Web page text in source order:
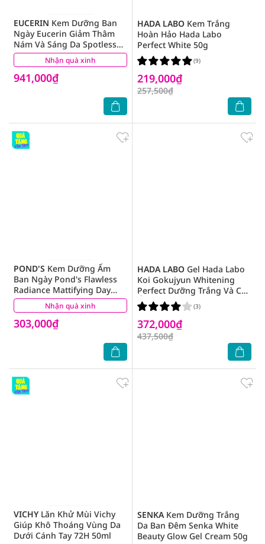
Nhận quà xinh
EUCERIN Kem Dưỡng Ban
Ngày Eucerin Giảm Thâm
Nám Và Sáng Da Spotless
Brightening Day SPF30 50ml
941,000₫
(41)
HADA LABO Kem Trắng
Hoàn Hảo Hada Labo
Perfect White 50g
219,000₫
257,500₫
(9)
Nhận quà xinh
POND'S Kem Dưỡng Ẩm
Ban Ngày Pond's Flawless
Radiance Mattifying Day
Cream SPF15 PA++ Làm Đều
Màu Da 50g
303,000₫
(2)
HADA LABO Gel Hada Labo
Koi Gokujyun Whitening
Perfect Dưỡng Trắng Và Cấp
Ẩm Cho Da 100g
372,000₫
437,500₫
(3)
VICHYLăn Khử Mùi Vichy
Giúp Khô Thoáng Vùng Da
Dưới Cánh Tay 72H 50ml
SENKAKem Dưỡng Trắng
Da Ban Đêm Senka White
Beauty Glow Gel Cream 50g